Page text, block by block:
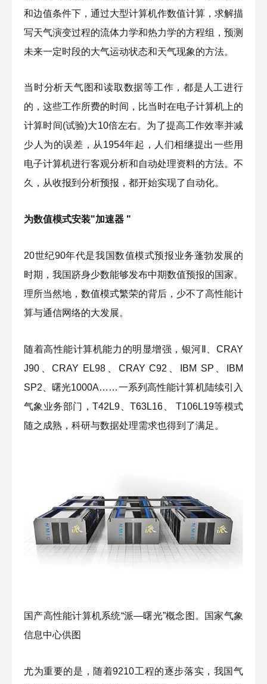
和边值条件下，通过大型计算机作数值计算，求解描
写天气演变过程的流体力学和热力学的方程组，预测
未来一定时段的大气运动状态和天气现象的方法。
当时分析天气图和读取数据等工作，都是人工进行
的，这些工作所费的时间，比当时在电子计算机上的
计算时间(试验)大10倍左右。为了提高工作效率并减
少人为的误差，从1954年起，人们相继提出一些用
电子计算机进行客观分析和自动处理资料的方法。不
久，从收报到分析预报，都开始实现了自动化。
为数值模式安装"加速器 "
20世纪90年代是我国数值模式预报业务蓬勃发展的
时期，我国跻身少数能够发布中期数值预报的国家。
理所当然地，数值模式繁荣的背后，少不了高性能计
算与通信网络的大发展。
随着高性能计算机能力的明显增强，银河Ⅱ、CRAY
J90、CRAY EL98、CRAY C92、IBM SP、IBM
SP2、曙光1000A……一系列高性能计算机陆续引入
气象业务部门，T42L9、T63L16、 T106L19等模式
随之成熟，科研与数据处理需求也得到了满足。
国产高性能计算机系统“派—曙光”概念图。国家气象
信息中心供图
尤为重要的是，随着9210工程的逐步落实，我国气